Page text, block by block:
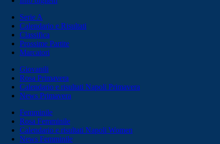
Serie A
Calendario e Risultati
Classifica
Prossime Partite
Marcatori
Giovanili
Rosa Primavera
Calendario e risultati Napoli Primavera
News Primavera
Femminile
Rosa Femminile
Calendario e risultati Napoli Women
News Femminile